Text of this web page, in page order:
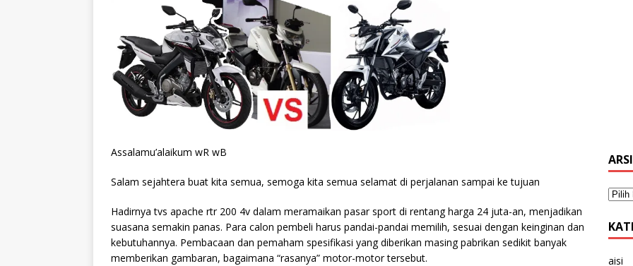
Assalamu’alaikum wR wB
Salam sejahtera buat kita semua, semoga kita semua selamat di perjalanan sampai ke tujuan
Hadirnya tvs apache rtr 200 4v dalam meramaikan pasar sport di rentang harga 24 juta-an, menjadikan
suasana semakin panas. Para calon pembeli harus pandai-pandai memilih, sesuai dengan keinginan dan
kebutuhannya. Pembacaan dan pemaham spesifikasi yang diberikan masing pabrikan sedikit banyak
memberikan gambaran, bagaimana “rasanya” motor-motor tersebut.
aisi